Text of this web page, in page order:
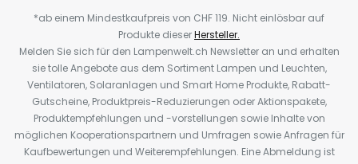
*ab einem Mindestkaufpreis von CHF 119. Nicht einlösbar auf
Produkte dieserHersteller.
Melden Sie sich für den Lampenwelt.ch Newsletter an und erhalten
sie tolle Angebote aus dem Sortiment Lampen und Leuchten,
Ventilatoren, Solaranlagen und Smart Home Produkte, Rabatt-
Gutscheine, Produktpreis-Reduzierungen oder Aktionspakete,
Produktempfehlungen und -vorstellungen sowie Inhalte von
möglichen Kooperationspartnern und Umfragen sowie Anfragen für
Kaufbewertungen und Weiterempfehlungen. Eine Abmeldung ist